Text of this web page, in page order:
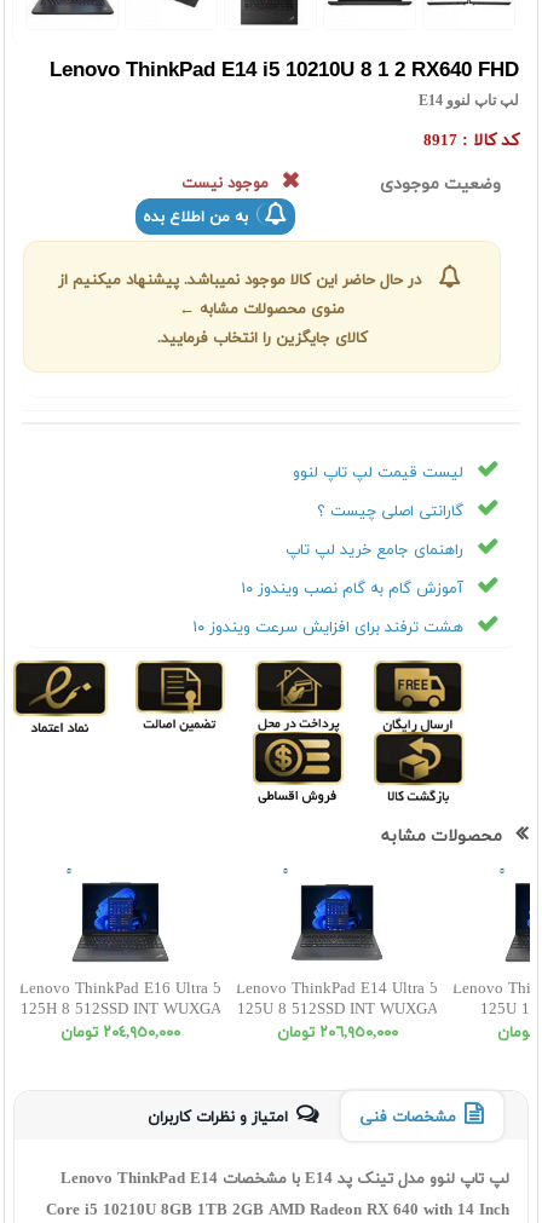
Lenovo ThinkPad E14 i5 10210U 8 1 2 RX640 FHD
لپ تاپ لنوو E14
کد کالا : 8917
وضعیت موجودی
موجود نیست
به من اطلاع بده
در حال حاضر این کالا موجود نمیباشد. پیشنهاد میکنیم از
منوی محصولات مشابه ←
کالای جایگزین را انتخاب فرمایید.
لیست قیمت لپ تاپ لنوو
گارانتی اصلی چیست ؟
راهنمای جامع خرید لپ تاپ
آموزش گام به گام نصب ویندوز ۱۰
هشت ترفند برای افزایش سرعت ویندوز ۱۰
محصولات مشابه
Lenovo ThinkPad E16 Ultra 5
125H 8 512SSD INT WUXGA
٢٠٤,٩٥٠,٠٠٠ تومان
Lenovo ThinkPad E14 Ultra 5
125U 8 512SSD INT WUXGA
٢٠٦,٩٥٠,٠٠٠ تومان
Lenovo
125U
مشخصات فنی امتیاز و نظرات کاربران
لپ تاپ لنوو مدل تینک پد E14 با مشخصات Lenovo ThinkPad E14
Core i5 10210U 8GB 1TB 2GB AMD Radeon RX 640 with 14 Inch